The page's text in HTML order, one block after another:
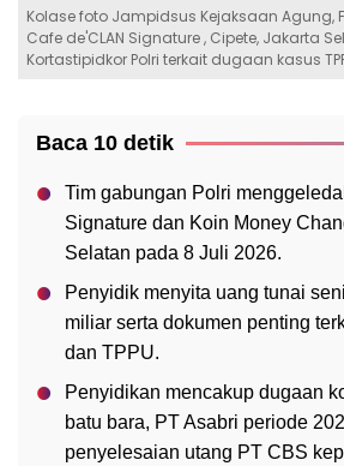
Kolase foto Jampidsus Kejaksaan Agung,
Cafe de'CLAN Signature , Cipete, Jakarta
Kortastipidkor Polri terkait dugaan kasus
Baca 10 detik
Tim gabungan Polri
Signature dan Koin Money
Selatan pada 8 Juli 2026.
Penyidik menyita uang tunai
miliar serta dokumen penting
dan TPPU.
Penyidikan mencakup dugaan
batu bara, PT Asabri periode
penyelesaian utang PT CBS